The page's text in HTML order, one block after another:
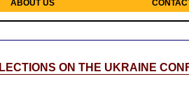
ABOUT US
ON THE UKRAINE